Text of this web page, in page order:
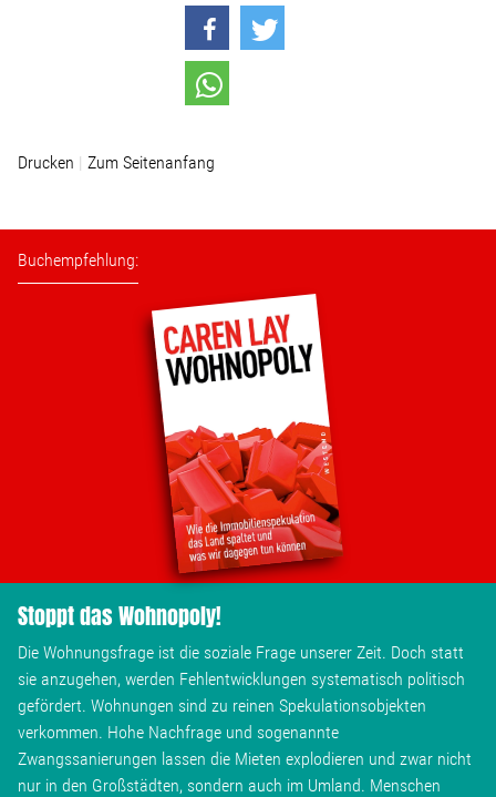
Pressebilder
Service
Stellenangebot
Team
Mediathek
Über mich
Lebenslauf
Wohnopoly
Das Buch
Drucken Zum Seitenanfang
Buchempfehlung:
Stoppt das Wohnopoly!
Die Wohnungsfrage ist die soziale Frage unserer Zeit. Doch statt
sie anzugehen, werden Fehlentwicklungen systematisch politisch
gefördert. Wohnungen sind zu reinen Spekulationsobjekten
verkommen. Hohe Nachfrage und sogenannte
Zwangssanierungen lassen die Mieten explodieren und zwar nicht
nur in den Großstädten, sondern auch im Umland. Menschen